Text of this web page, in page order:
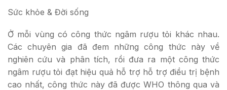
Sức khỏe & Đời sống
Ở mỗi vùng có công thức ngâm rượu tỏi khác nhau.
Các chuyên gia đã đem những công thức này về
nghiên cứu và phân tích, rồi đưa ra một công thức
ngâm rượu tỏi đạt hiệu quả hỗ trợ hỗ trợ điều trị bệnh
cao nhất, công thức này đã được WHO thông qua và